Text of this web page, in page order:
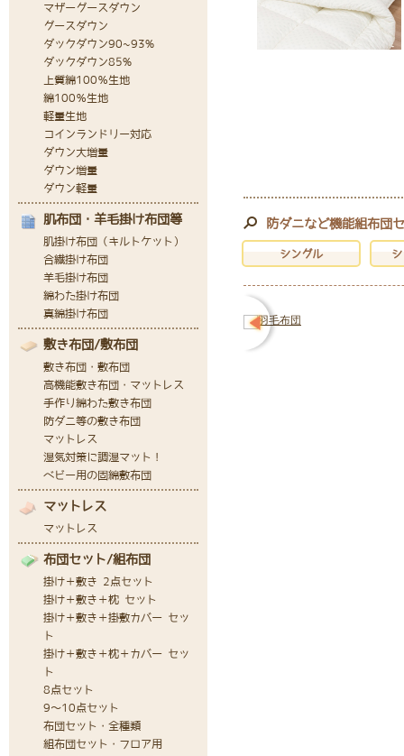
防ダニなど機能組布団
シングル